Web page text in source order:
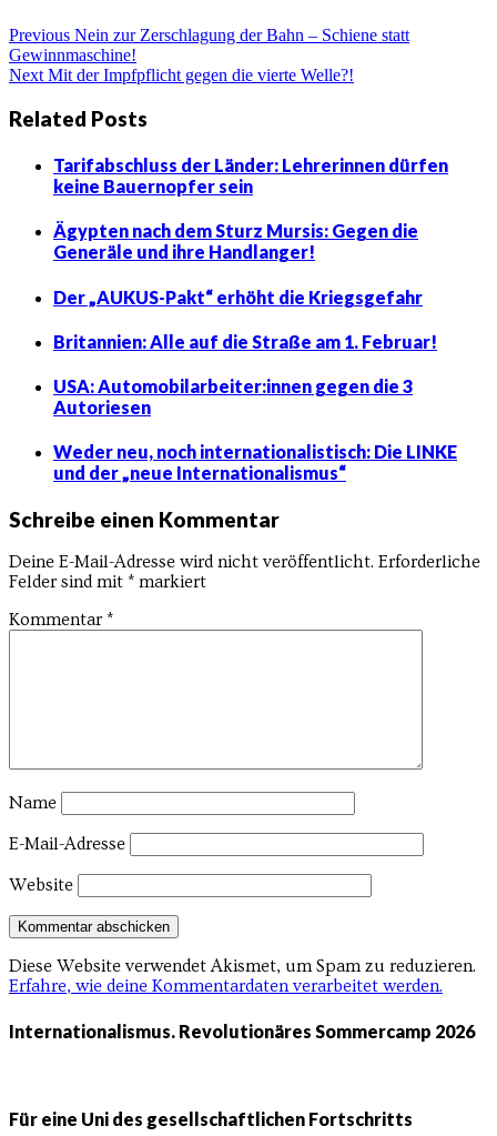
Beitragsnavigation
Previous Previous
post:
Nein zur Zerschlagung der Bahn – Schiene statt
Gewinnmaschine!
Next Next
Mit der Impfpflicht gegen die vierte Welle?!
Related Posts
Tarifabschluss der Länder: Lehrerinnen dürfen
keine Bauernopfer sein
Ägypten nach dem Sturz Mursis: Gegen die
Generäle und ihre Handlanger!
Der „AUKUS-Pakt“ erhöht die Kriegsgefahr
Britannien: Alle auf die Straße am 1. Februar!
USA: Automobilarbeiter:innen gegen die 3
Autoriesen
Weder neu, noch internationalistisch: Die LINKE
und der „neue Internationalismus“
Schreibe einen Kommentar
Deine E-Mail-Adresse wird nicht veröffentlicht. Erforderliche
Felder sind mit * markiert
Kommentar *
Name
E-Mail-Adresse
Website
Diese Website verwendet Akismet, um Spam zu reduzieren.
Erfahre, wie deine Kommentardaten verarbeitet werden.
Internationalismus. Revolutionäres Sommercamp 2026
Für eine Uni des gesellschaftlichen Fortschritts